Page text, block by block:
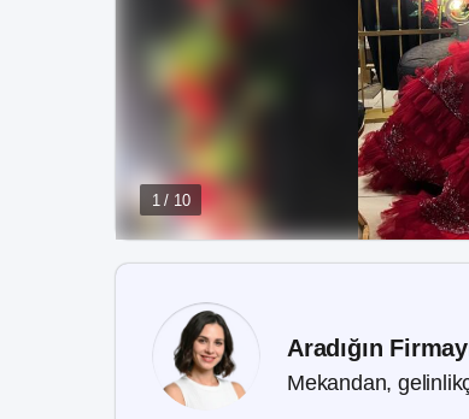
1 / 10
Aradığın
Mekandan,